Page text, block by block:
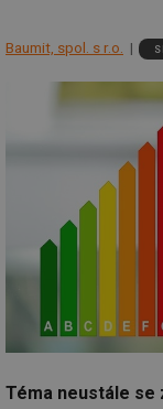
Baumit, spol. s r.o.
Téma neustále se